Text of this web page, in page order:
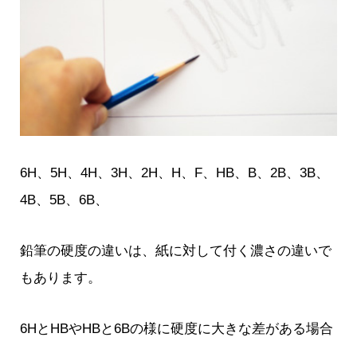
6H、5H、4H、3H、2H、H、F、HB、B、2B、3B、
4B、5B、6B、
鉛筆の硬度の違いは、紙に対して付く濃さの違いで
もあります。
6HとHBやHBと6Bの様に硬度に大きな差がある場合